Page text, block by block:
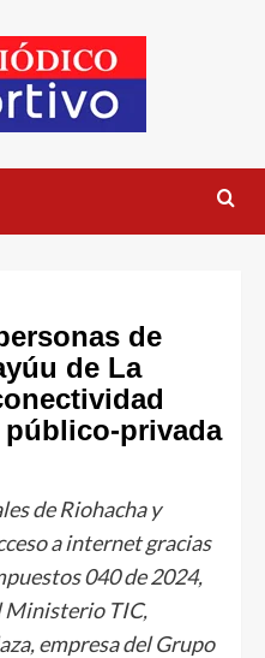
de
de La
público-privada
de Riohacha y
a internet gracias
040 de 2024,
Ministerio TIC,
empresa del Grupo